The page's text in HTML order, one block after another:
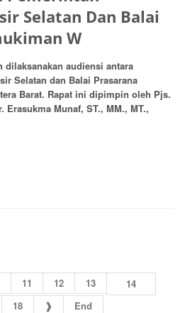
Selatan Dan Balai
W
dilaksanakan audiensi antara
Selatan dan Balai Prasarana
Barat. Rapat ini dipimpin oleh Pjs.
Erasukma Munaf, ST., MM., MT.,
11 12 13
14
18 ❱ End